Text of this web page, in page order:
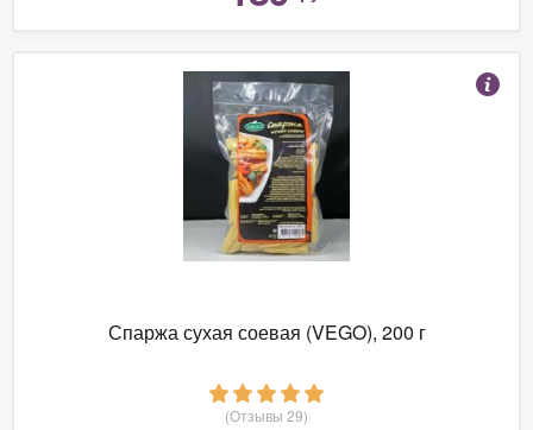
Спаржа сухая соевая (VEGO), 200 г
(Отзывы 29)